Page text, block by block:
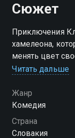
Сюжет
Приключения
хамелеона,
менять цвет
можете
качестве на
Читать дальше
Жанр
Комедия
Страна
Словакия